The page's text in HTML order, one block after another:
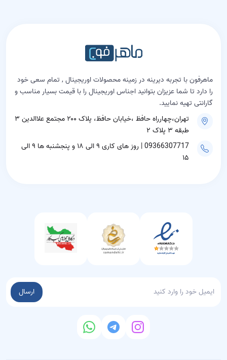
ماهرفون با تجربه دیرینه در زمینه محصولات اوریجینال , تمام سعی خود
را دارد تا شما عزیزان بتوانید اجناس اوریجینال را با قیمت بسیار مناسب و
گارانتی تهیه نمایید.
تهران،چهارراه حافظ ،خیابان حافظ، پلاک ۲۰۰ مجتمع علاالدین ۳
طبقه ۳ پلاک ۲
09366307717 | روز های کاری ۹ الی ۱۸ و پنجشنبه ها ۹ الی
۱۵
ارسال